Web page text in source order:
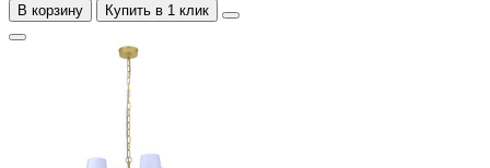
В корзину Купить в 1 клик